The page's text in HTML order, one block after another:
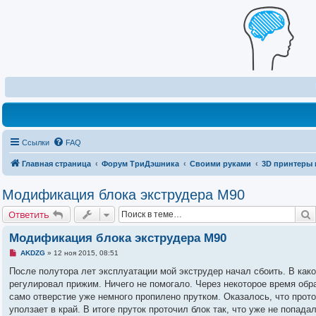
Ссылки FAQ
Главная страница Форум ТриДэшника Своими руками 3D принтеры
Модификация блока экструдера M90
Ответить
Модификация блока экструдера M90
Н
п
о
ч
т
AKDZG» 12 ноя 2015, 08:51
После полутора лет эксплуатации мой экструдер начал сбоить. В
регулировал прижим. Ничего не помогало. Через некоторое время
само отверстие уже немного пропилено прутком. Оказалось, что
уползает в край. В итоге пруток проточил блок так, что уже не